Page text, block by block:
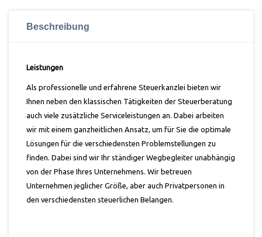
Beschreibung
Leistungen
Als professionelle und erfahrene Steuerkanzlei bieten wir
Ihnen neben den klassischen Tätigkeiten der Steuerberatung
auch viele zusätzliche Serviceleistungen an. Dabei arbeiten
wir mit einem ganzheitlichen Ansatz, um für Sie die optimale
Lösungen für die verschiedensten Problemstellungen zu
finden. Dabei sind wir Ihr ständiger Wegbegleiter unabhängig
von der Phase Ihres Unternehmens. Wir betreuen
Unternehmen jeglicher Größe, aber auch Privatpersonen in
den verschiedensten steuerlichen Belangen.